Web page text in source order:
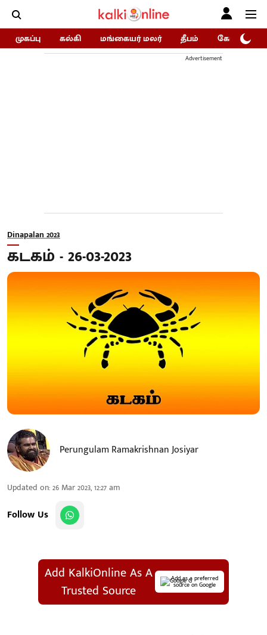
முகப்பு கல்கி மங்கையர் மலர் தீபம் கோகுலம்/
Advertisement
Dinapalan 2023
கடகம் - 26-03-2023
Perungulam Ramakrishnan Josiyar
Updated on:26 Mar 2023, 12:27 am
Follow Us
Add KalkiOnline As A
Trusted Source
Add as a preferred
source on Google